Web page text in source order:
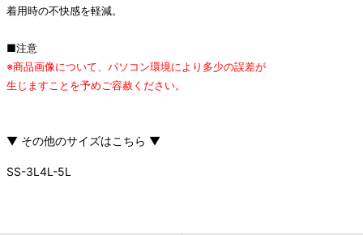
着用時の不快感を軽減。
■注意
※商品画像について、パソコン環境により多少の誤差が
生じますことを予めご容赦ください。
▼ その他のサイズはこちら ▼
SS-3L 4L-5L